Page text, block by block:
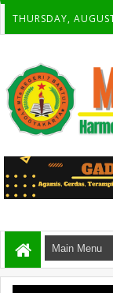
THURSDAY,